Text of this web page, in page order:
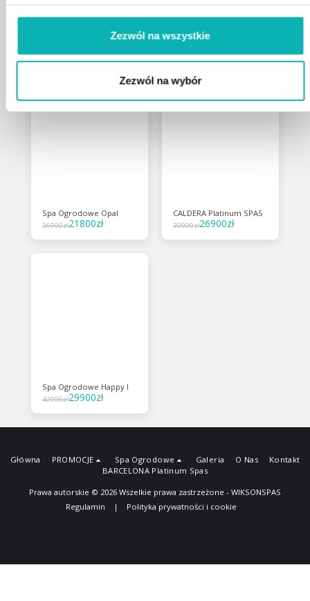
Zezwól na wszystkie
Zezwól na wybór
DODAJ DO KOSZYKA
Produkty powiązane
Spa Ogrodowe Opal
26900zł21800zł
CALDERA Platinum SPAS
39900zł26900zł
Spa Ogrodowe Happy I
42000zł29900zł
Główna PROMOCJE Spa Ogrodowe Galeria O Nas
Kontakt
BARCELONA Platinum Spas
Prawa autorskie © 2026 Wszelkie prawa zastrzeżone - WIKSONSPAS
Regulamin | Polityka prywatności i cookie